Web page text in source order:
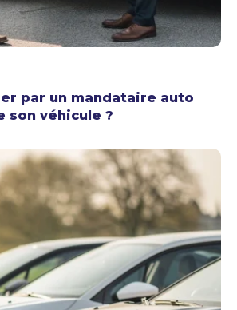
par un mandataire auto
son véhicule ?